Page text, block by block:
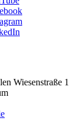
Wiesenstraße